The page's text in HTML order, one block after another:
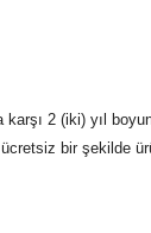
2 (iki) yıl
bir şekilde